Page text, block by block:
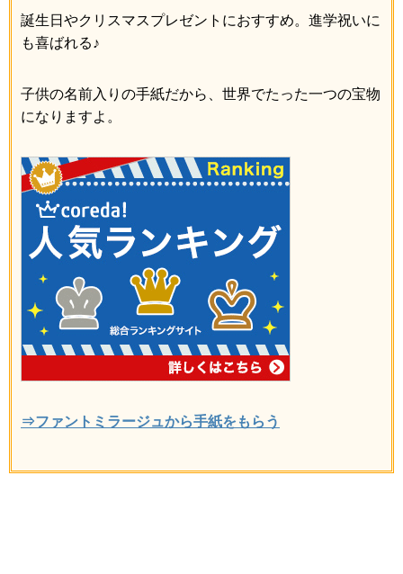
誕生日やクリスマスプレゼントにおすすめ。進学祝いに
も喜ばれる♪
子供の名前入りの手紙だから、世界でたった一つの宝物
になりますよ。
⇒ファントミラージュから手紙をもらう